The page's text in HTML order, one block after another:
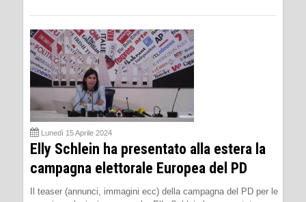
Lunedì 15 Aprile 2024
Elly Schlein ha presentato alla estera la
campagna elettorale Europea del PD
Il teaser (annunci, immagini ecc) della campagna del PD per le